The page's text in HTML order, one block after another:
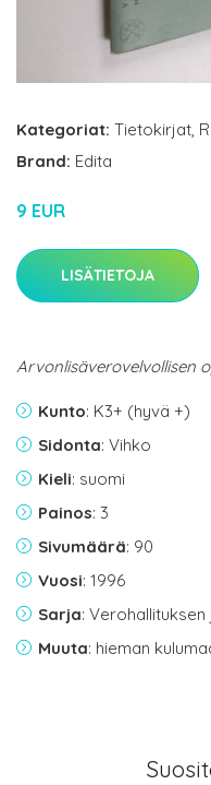
Kategoriat: Tietokirjat,
Brand: Edita
9 EUR
LISÄTIETOJA
Arvonlisäverovelvollisen
Kunto: K3+ (hyvä +)
Sidonta: Vihko
Kieli: suomi
Painos: 3
Sivumäärä: 90
Vuosi: 1996
Sarja: Verohallituksen
Muuta: hieman